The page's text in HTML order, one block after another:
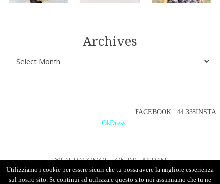
Archives
FACEBOOK |
OkDress
@LAURACOMOLLI ON INSTAGRAM
Utilizziamo i cookie per essere sicuri che tu possa avere la migliore esperienza
sul nostro sito. Se continui ad utilizzare questo sito noi assumiamo che tu ne